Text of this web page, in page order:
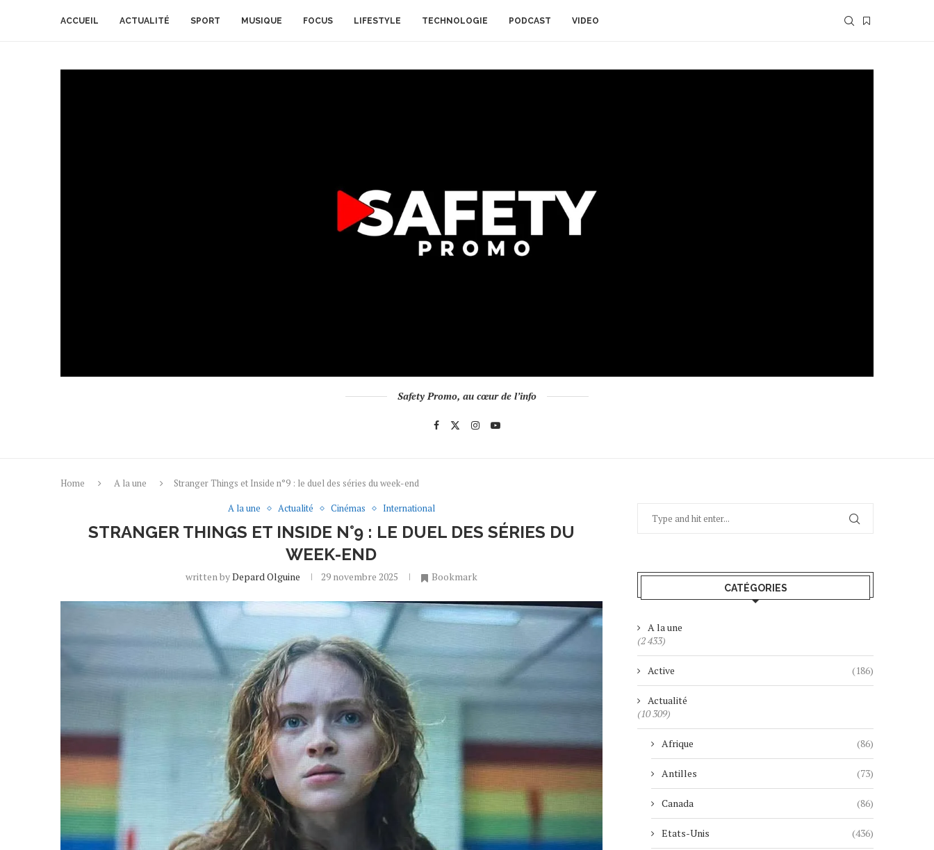
ACCUEIL ACTUALITÉ SPORT MUSIQUE FOCUS LIFESTYLE TECHNOLOGIE PODCAST VIDEO
Safety Promo, au cœur de l’info
Home A la une
Stranger Things et Inside n°9 : le duel des séries du week-end
A la une
Actualité Cinémas International
STRANGER THINGS ET INSIDE N°9 : LE DUEL DES SÉRIES DU
WEEK-END
written byDepard Olguine 29 novembre 2025 Bookmark
CATÉGORIES
A la une
(2 433)
Active (186)
Actualité
(10 309)
Afrique (86)
Antilles (73)
Canada (86)
Etats-Unis (436)